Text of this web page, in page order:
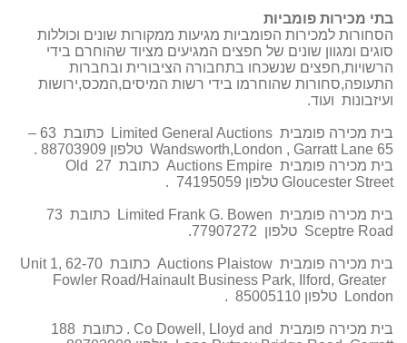
בתי מכירות פומביות
הסחורות למכירות הפומביות מגיעות ממקורות שונים וכוללות
סוגים ומגוון שונים של חפצים המגיעים מציוד שהוחרם בידי
הרשויות,חפצים שנשכחו בתחבורה הציבורית ובחברות
התעופה,סחורות שהוחרמו בידי רשות המיסים,המכס,ירושות
ועיזבונות ועוד.
בית מכירה פומבית General Auctions
Limited
כתובת 63 –
65
Garratt Lane
,
Wandsworth,London טלפון 88703909 .
בית מכירה פומבית Empire
Auctions כתובת 27
Old
Gloucester Street טלפון 74195059 .
בית מכירה פומבית Frank G. Bowen
Limited
כתובת 73
Sceptre Road טלפון 77907272.
בית מכירה פומבית Plaistow
Auctions כתובת Unit 1, 62-70
Fowler Road/Hainault Business Park, Ilford, Greater
London
טלפון 85005110 .
בית מכירה פומבית Dowell, Lloyd and
Co . כתובת 188